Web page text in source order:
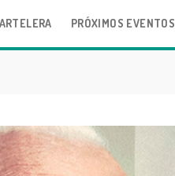
PRÓXIMOS EVENTOS